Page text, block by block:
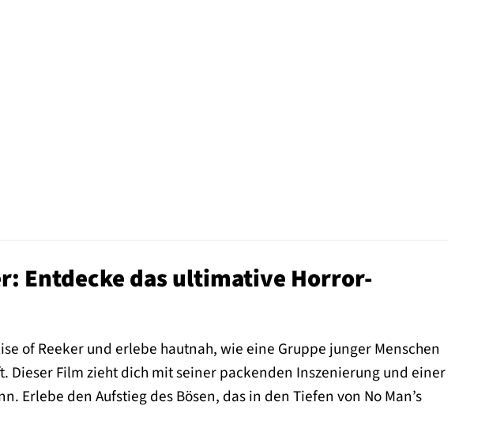
Entdecke das ultimative Horror-
of Reeker und erlebe hautnah, wie eine Gruppe junger Menschen
Film zieht dich mit seiner packenden Inszenierung und einer
Erlebe den Aufstieg des Bösen, das in den Tiefen von No Man’s